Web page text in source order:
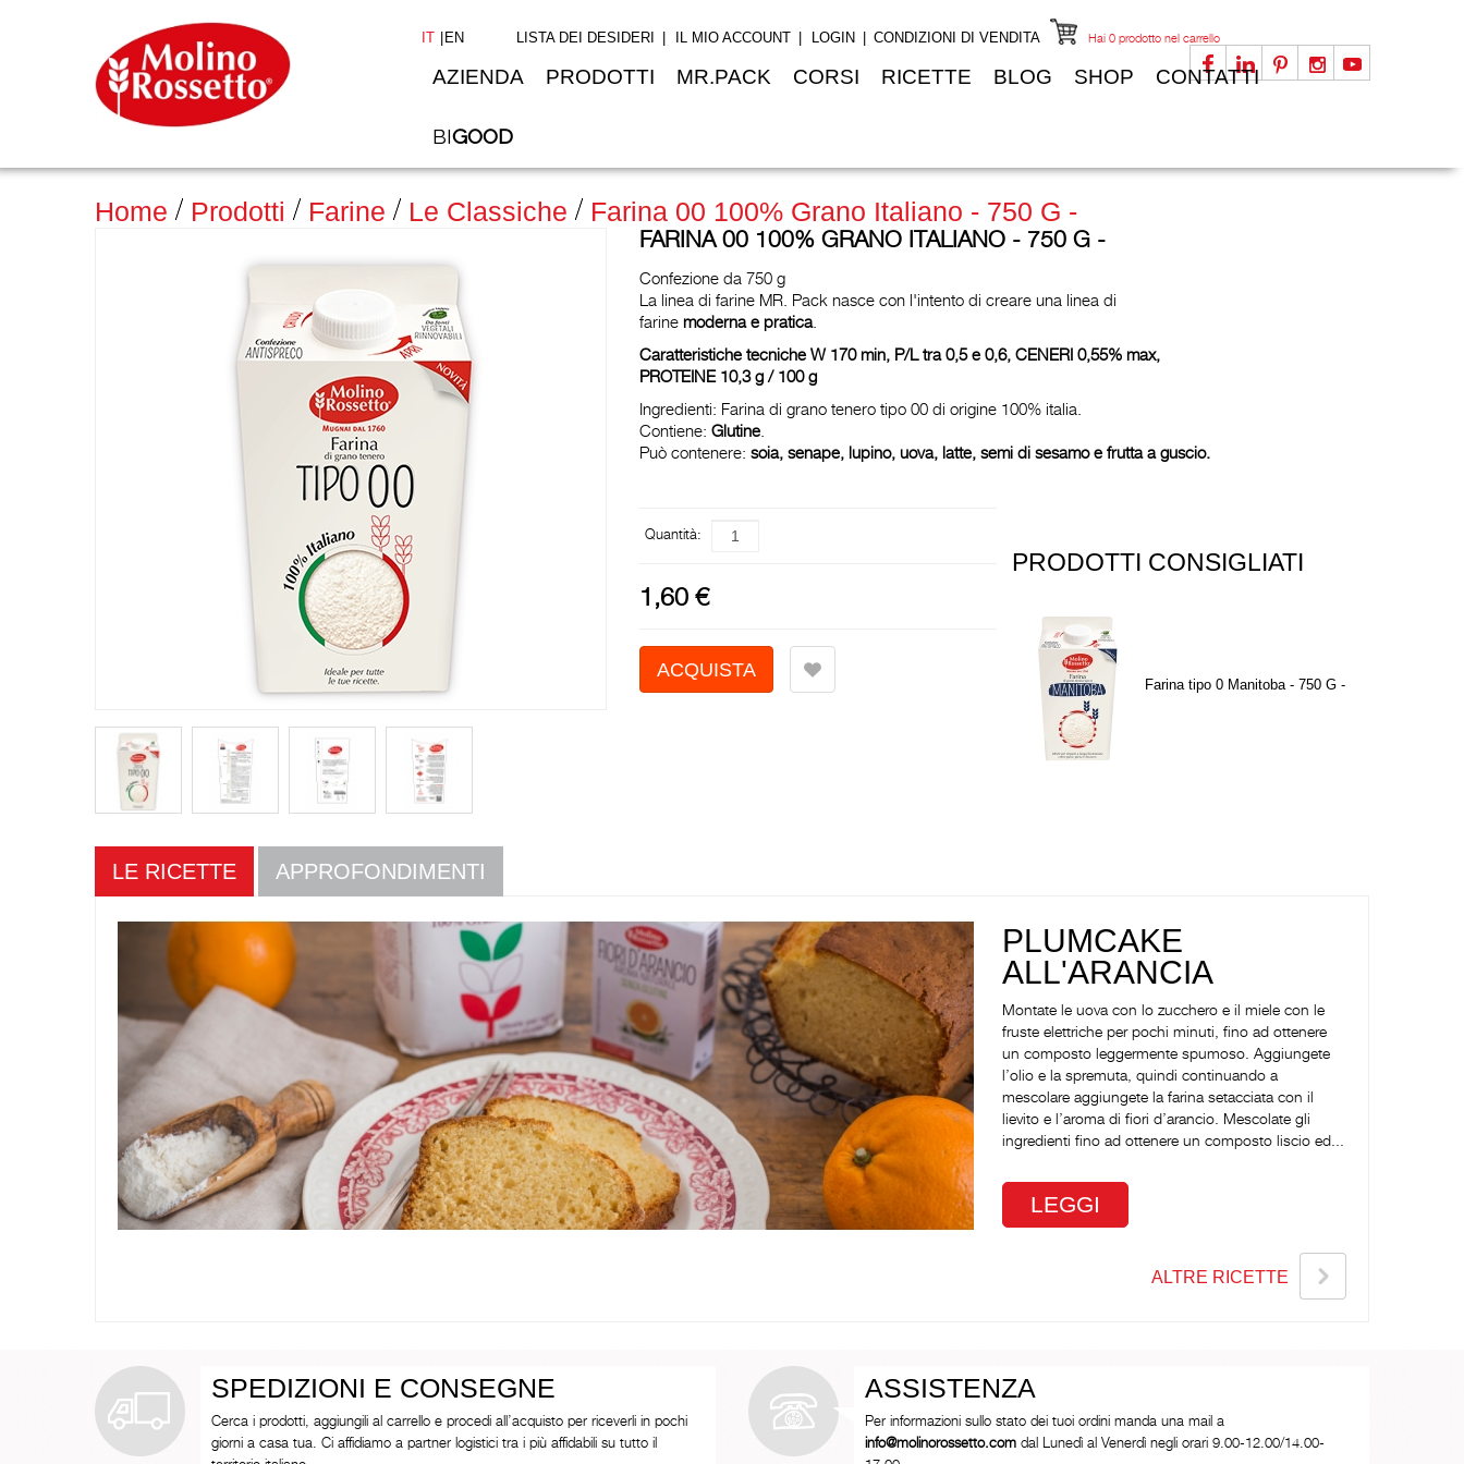
IT EN LISTA DEI DESIDERI IL MIO ACCOUNT LOGIN CONDIZIONI DI VENDITA Hai 0 prodotto nel carrello
AZIENDA PRODOTTI MR.PACK CORSI RICETTE BLOG SHOP CONTATTI
BIGOOD
Home Prodotti Farine Le Classiche Farina 00 100% Grano Italiano - 750 G -
FARINA 00 100% GRANO ITALIANO - 750 G -
Confezione da 750 g
La linea di farine MR. Pack nasce con l'intento di creare una linea di
farine moderna e pratica.
Caratteristiche tecniche W 170 min, P/L tra 0,5 e 0,6, CENERI 0,55% max,
PROTEINE 10,3 g / 100 g
Ingredienti: Farina di grano tenero tipo 00 di origine 100% italia.
Contiene: Glutine.
Può contenere: soia, senape, lupino, uova, latte, semi di sesamo e frutta a guscio.
Quantità:
1,60 €
PRODOTTI CONSIGLIATI
Farina tipo 0 Manitoba - 750 G -
LE RICETTE APPROFONDIMENTI
PLUMCAKE
ALL'ARANCIA
Montate le uova con lo zucchero e il miele con le
fruste elettriche per pochi minuti, fino ad ottenere
un composto leggermente spumoso. Aggiungete
l’olio e la spremuta, quindi continuando a
mescolare aggiungete la farina setacciata con il
lievito e l’aroma di fiori d’arancio. Mescolate gli
ingredienti fino ad ottenere un composto liscio ed...
LEGGI
ALTRE RICETTE
SPEDIZIONI E CONSEGNE
Cerca i prodotti, aggiungili al carrello e procedi all’acquisto per riceverli in pochi
giorni a casa tua. Ci affidiamo a partner logistici tra i più affidabili su tutto il
ASSISTENZA
Per informazioni sullo stato dei tuoi ordini manda una mail a
info@molinorossetto.com dal Lunedì al Venerdì negli orari 9.00-12.00/14.00-